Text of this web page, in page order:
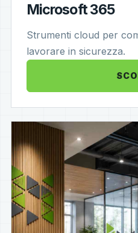
Microsoft 365
Strumenti cloud per
lavorare in sicurezza.